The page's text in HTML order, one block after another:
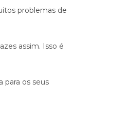
problemas de
assim. Isso é
para os seus